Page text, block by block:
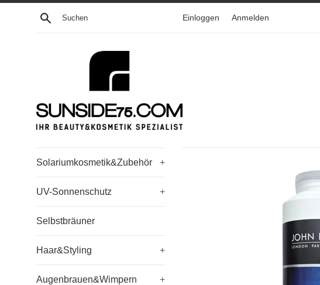
Direkt
Suchen Einloggen Anmelden
Solariumkosmetik&Zubehör +
UV-Sonnenschutz +
Selbstbräuner
Haar&Styling +
Augenbrauen&Wimpern +